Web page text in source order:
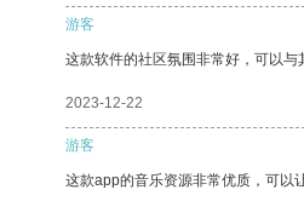
游客
这款软件的社区氛围非常好，可以与
2023-12-22
游客
这款app的音乐资源非常优质，可以